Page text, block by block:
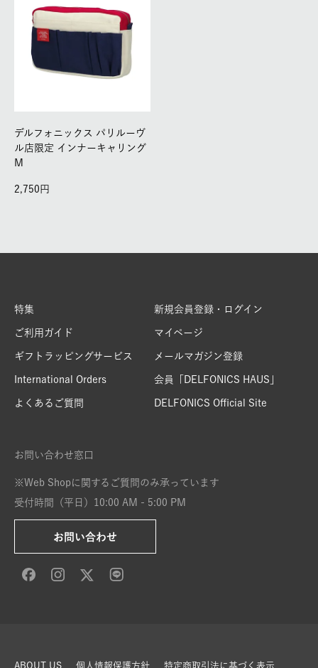
デルフォニックス パリルーヴ
ル店限定 インナーキャリング
M
2,750
特集
ご利用ガイド
ギフトラッピングサービス
International Orders
よくあるご質問
新規会員登録・ログイン
マイページ
メールマガジン登録
会員「DELFONICS HAUS」
DELFONICS Official Site
お問い合わせ窓口
※Web Shopに関するご質問のみ承っています
受付時間（平日）10:00 AM - 5:00 PM
お問い合わせ
ABOUT US 個人情報保護方針 特定商取引法に基づく表示